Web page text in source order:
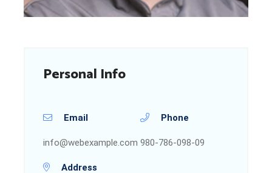
Personal Info
Email
info@webexample.com
Phone
980-786-098-09
Address